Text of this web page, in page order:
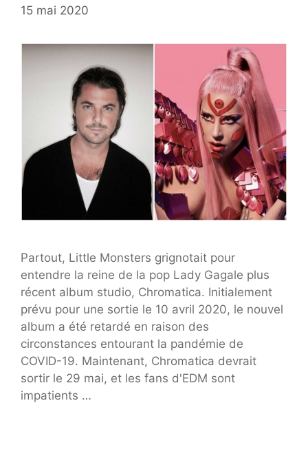
15 mai 2020
Partout, Little Monsters grignotait pour
entendre la reine de la pop Lady Gagale plus
récent album studio, Chromatica. Initialement
prévu pour une sortie le 10 avril 2020, le nouvel
album a été retardé en raison des
circonstances entourant la pandémie de
COVID-19. Maintenant, Chromatica devrait
sortir le 29 mai, et les fans d'EDM sont
impatients …